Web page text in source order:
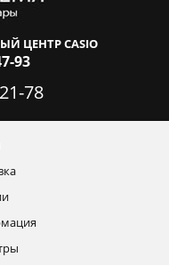
ЦЕНТР CASIO
93
78